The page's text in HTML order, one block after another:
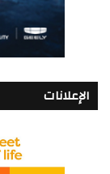
الإعلانات